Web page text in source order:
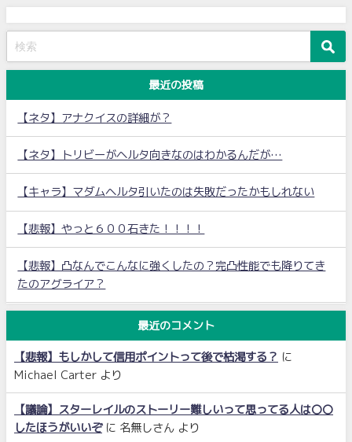
最近の投稿
【ネタ】アナクイスの詳細が？
【ネタ】トリビーがヘルタ向きなのはわかるんだが…
【キャラ】マダムヘルタ引いたのは失敗だったかもしれない
【悲報】やっと６００石きた！！！！
【悲報】凸なんでこんなに強くしたの？完凸性能でも降りてき
たのアグライア？
最近のコメント
【悲報】もしかして信用ポイントって後で枯渇する？ に
Michael Carter より
【議論】スターレイルのストーリー難しいって思ってる人は〇〇
したほうがいいぞに 名無しさん より